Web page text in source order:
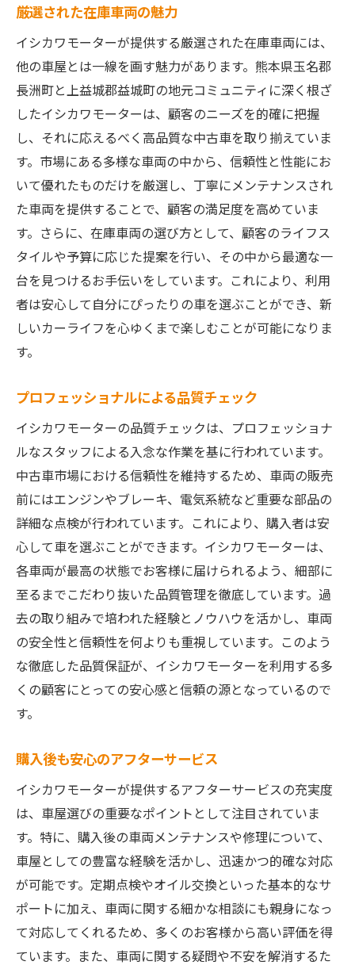
厳選された在庫車両の魅力
イシカワモーターが提供する厳選された在庫車両には、
他の車屋とは一線を画す魅力があります。熊本県玉名郡
長洲町と上益城郡益城町の地元コミュニティに深く根ざ
したイシカワモーターは、顧客のニーズを的確に把握
し、それに応えるべく高品質な中古車を取り揃えていま
す。市場にある多様な車両の中から、信頼性と性能にお
いて優れたものだけを厳選し、丁寧にメンテナンスされ
た車両を提供することで、顧客の満足度を高めていま
す。さらに、在庫車両の選び方として、顧客のライフス
タイルや予算に応じた提案を行い、その中から最適な一
台を見つけるお手伝いをしています。これにより、利用
者は安心して自分にぴったりの車を選ぶことができ、新
しいカーライフを心ゆくまで楽しむことが可能になりま
す。
プロフェッショナルによる品質チェック
イシカワモーターの品質チェックは、プロフェッショナ
ルなスタッフによる入念な作業を基に行われています。
中古車市場における信頼性を維持するため、車両の販売
前にはエンジンやブレーキ、電気系統など重要な部品の
詳細な点検が行われています。これにより、購入者は安
心して車を選ぶことができます。イシカワモーターは、
各車両が最高の状態でお客様に届けられるよう、細部に
至るまでこだわり抜いた品質管理を徹底しています。過
去の取り組みで培われた経験とノウハウを活かし、車両
の安全性と信頼性を何よりも重視しています。このよう
な徹底した品質保証が、イシカワモーターを利用する多
くの顧客にとっての安心感と信頼の源となっているので
す。
購入後も安心のアフターサービス
イシカワモーターが提供するアフターサービスの充実度
は、車屋選びの重要なポイントとして注目されていま
す。特に、購入後の車両メンテナンスや修理について、
車屋としての豊富な経験を活かし、迅速かつ的確な対応
が可能です。定期点検やオイル交換といった基本的なサ
ポートに加え、車両に関する細かな相談にも親身になっ
て対応してくれるため、多くのお客様から高い評価を得
ています。また、車両に関する疑問や不安を解消するた